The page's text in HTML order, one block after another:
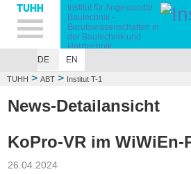
Hauptnavigation
Unternavigation
Inhalt
Suche
Institut für Angewandte
Bautechnik -
Berufswissenschaften in
der Bautechnik und
Holztechnik
DE
EN
TUHH > ABT > Institut T-1
News-Detailansicht
KoPro-VR im WiWiEn-
26.04.2024